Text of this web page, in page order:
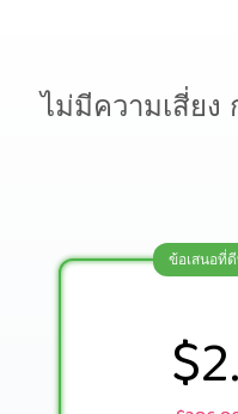
ไม่มีความเสี่ยง
ข้อเสนอที่